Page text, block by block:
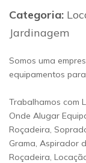
Categoria:
Jardinagem
Somos uma
equipamentos
Trabalhamos com
Onde Alugar
Roçadeira,
Grama, Aspirador
Roçadeira,